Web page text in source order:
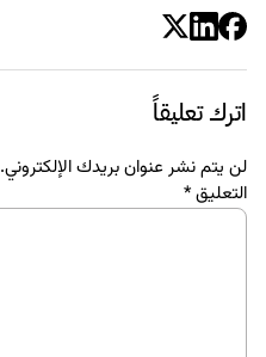
اترك تعليقاً
لن يتم نشر عنوان بريدك الإلكتروني.
التعليق*